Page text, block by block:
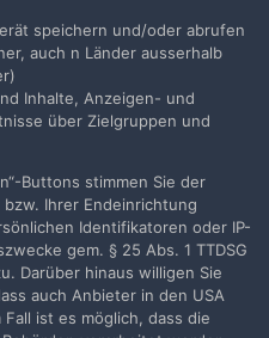
Community erstellen. Es
erstellen
Melde Dich hier an.
speichern und/oder abrufen
auch n Länder ausserhalb
Inhalte, Anzeigen- und
über Zielgruppen und
Buttons stimmen Sie der
Ihrer Endeinrichtung
Identifikatoren oder IP-
gem. § 25 Abs. 1 TTDSG
Darüber hinaus willigen Sie
auch Anbieter in den USA
ist es möglich, dass die